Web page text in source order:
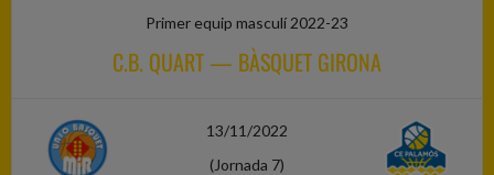
Primer equip masculí 2022-23
C.B. QUART — BÀSQUET GIRONA
13/11/2022
(Jornada 7)